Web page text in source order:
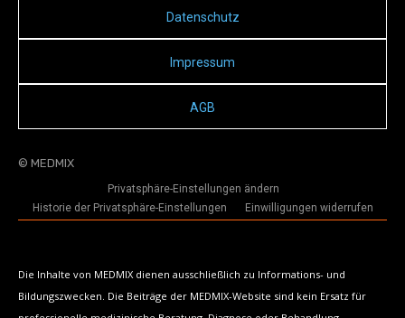
Datenschutz
Impressum
AGB
© MEDMIX
Privatsphäre-Einstellungen ändern
Historie der Privatsphäre-Einstellungen
Einwilligungen widerrufen
Die Inhalte von MEDMIX dienen ausschließlich zu Informations- und
Bildungszwecken. Die Beiträge der MEDMIX-Website sind kein Ersatz für